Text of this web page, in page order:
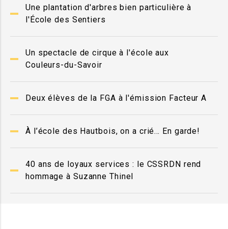
Une plantation d'arbres bien particulière à
l'École des Sentiers
Un spectacle de cirque à l'école aux
Couleurs-du-Savoir
Deux élèves de la FGA à l'émission Facteur A
À l’école des Hautbois, on a crié… En garde!
40 ans de loyaux services : le CSSRDN rend
hommage à Suzanne Thinel